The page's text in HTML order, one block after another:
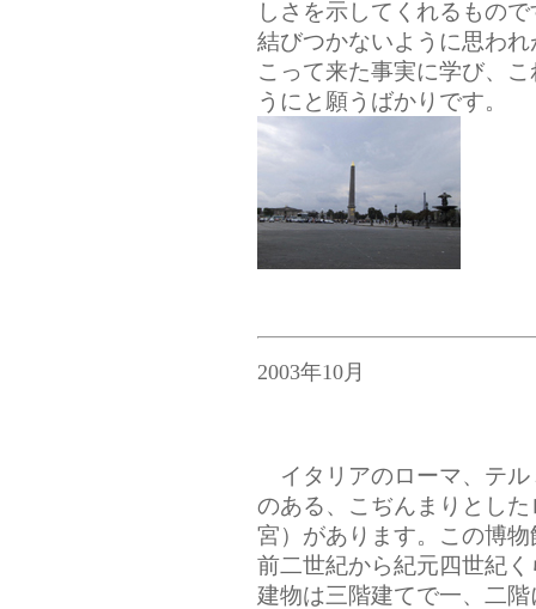
しさを示してくれるもの
結びつかないように思わ
こって来た事実に学び、
うにと願うばかりです。
2003年10月
イタリアのローマ、テル
のある、こぢんまりとし
宮）があります。この博
前二世紀から紀元四世紀
建物は三階建てで一、二